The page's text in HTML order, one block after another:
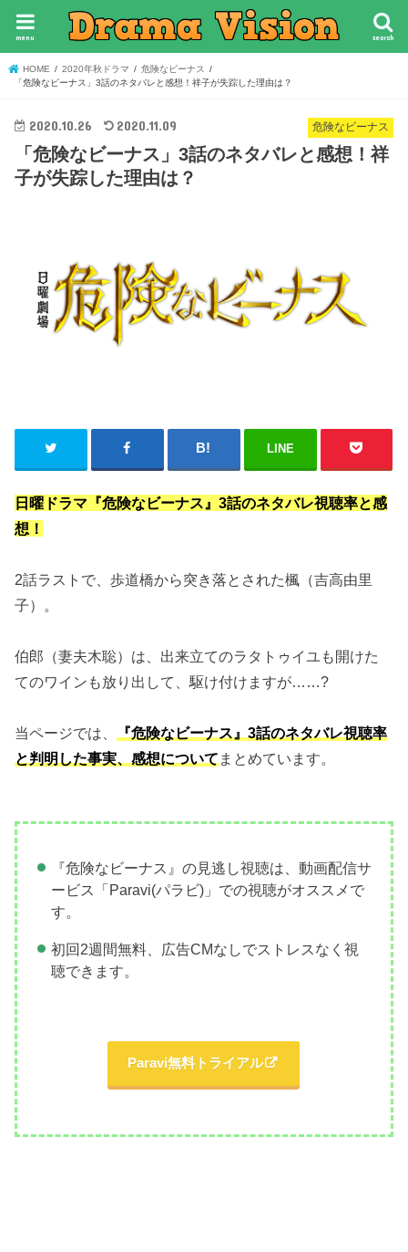
search
menu
HOME 2020年秋ドラマ
危険なビーナス
「危険なビーナス」3話のネタバレと感想！祥子が失踪した理由は？
危険なビーナス
2020.10.26 2020.11.09
「危険なビーナス」3話のネタバレと感想！祥
子が失踪した理由は？
LINE
日曜ドラマ『危険なビーナス』3話のネタバレ視聴率と感
想！
2話ラストで、歩道橋から突き落とされた楓（吉高由里
子）。
伯郎（妻夫木聡）は、出来立てのラタトゥイユも開けた
てのワインも放り出して、駆け付けますが……?
当ページでは、
『危険なビーナス』3話のネタバレ視聴率
と判明した事実、感想について まとめています。
『危険なビーナス』の見逃し視聴は、動画配信サ
ービス「Paravi(パラビ)」での視聴がオススメで
す。
初回2週間無料、広告CMなしでストレスなく視
聴できます。
Paravi無料トライアル